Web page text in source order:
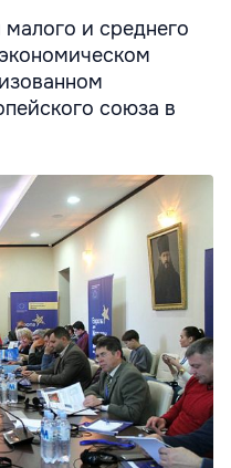
и среднего
союза в